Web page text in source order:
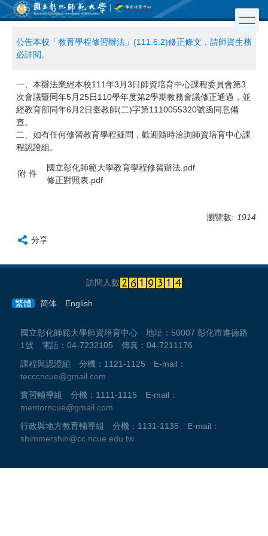
跳
到
公告本校「教育學程修習辦法」(111.6.2)修正條文，請師資生務
必詳閱。
一、本辦法業經本校111年3月3日師資培育中心課程委員會第3
次會議暨同年5月25日110學年度第2學期教務會議修正通過，並
經教育部同年6月2日臺教師(二)字第1110055320號函同意備
查。
二、如有任何修習教育學程疑問，歡迎隨時洽詢師資培育中心課
程認證組。
附 件
國立彰化師範大學教育學程修習辦法.pdf
修正對照表.pdf
瀏覽數: 1914
分享
訪問人數
繁體 简体 English
國立彰化師範大學師資培育中心 地址：50007 彰化市進德路
1號 電話：04-7232105 傳真：04-7211176
課程與認證組 分機：1121-1125 E-mail：
tecccncue@gmail.com
實習輔導組 分機：1111-1115 E-mail：
mentorncue@gmail.com
行政與地方教育輔導組 分機：1131-1135 E-mail：
shimmershih@cc.ncue.edu.tw